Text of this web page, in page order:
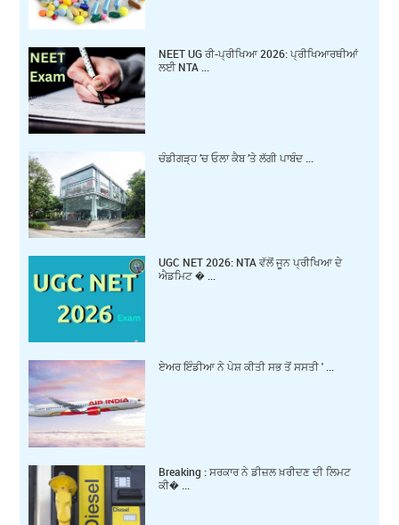
NEET UG ਰੀ-ਪ੍ਰੀਖਿਆ 2026: ਪ੍ਰੀਖਿਆਰਥੀਆਂ
ਲਈ NTA ...
ਚੰਡੀਗੜ੍ਹ ’ਚ ਓਲਾ ਕੈਬ ’ਤੇ ਲੱਗੀ ਪਾਬੰਦ ...
UGC NET 2026: NTA ਵੱਲੋਂ ਜੂਨ ਪ੍ਰੀਖਿਆ ਦੇ
ਐਡਮਿਟ � ...
ਏਅਰ ਇੰਡੀਆ ਨੇ ਪੇਸ਼ ਕੀਤੀ ਸਭ ਤੋਂ ਸਸਤੀ ' ...
Breaking : ਸਰਕਾਰ ਨੇ ਡੀਜ਼ਲ ਖ਼ਰੀਦਣ ਦੀ ਲਿਮਟ
ਕੀ� ...